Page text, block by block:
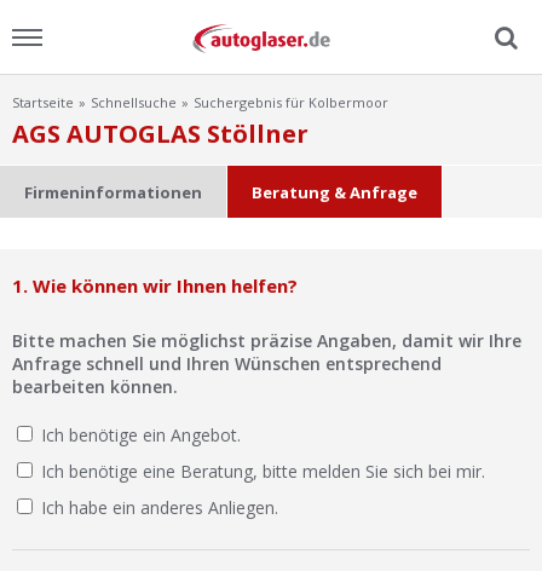
Menu
Home
Ratgeber
Scheibensuche
FAQ
Lexikon
Ist Ihre Werkstatt schon dabei?
Startseite Schnellsuche Suchergebnis für Kolbermoor
AGS AUTOGLAS Stöllner
Firmeninformationen Beratung & Anfrage
1. Wie können wir Ihnen helfen?
Bitte machen Sie möglichst präzise Angaben, damit wir Ihre
Anfrage schnell und Ihren Wünschen entsprechend
bearbeiten können.
Ich benötige ein Angebot.
Ich benötige eine Beratung, bitte melden Sie sich bei mir.
Ich habe ein anderes Anliegen.